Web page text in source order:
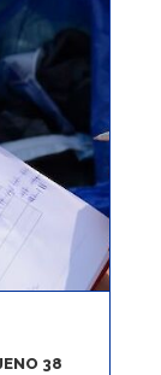
38